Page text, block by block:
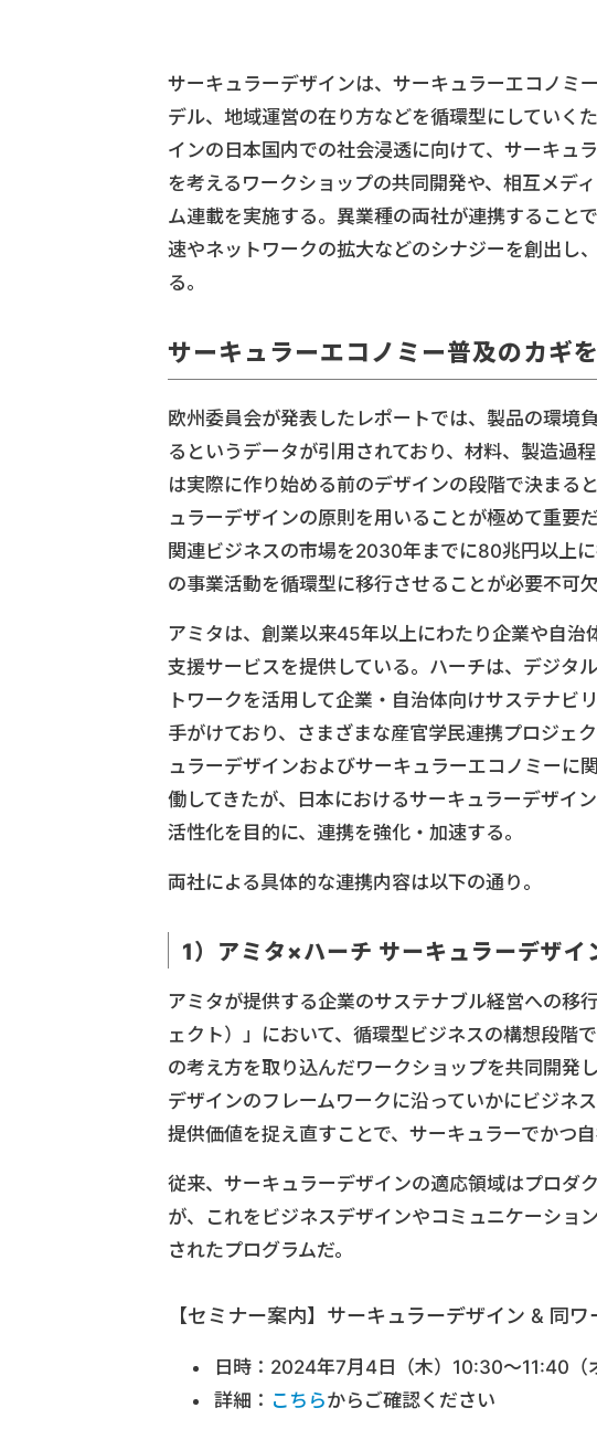
サーキュラーデザインは、サーキュラーエコノミ
デル、地域運営の在り方などを循環型にしていく
インの日本国内での社会浸透に向けて、サーキュ
を考えるワークショップの共同開発や、相互メデ
ム連載を実施する。異業種の両社が連携すること
速やネットワークの拡大などのシナジーを創出し
る。
サーキュラーエコノミー普及のカギ
欧州委員会が発表したレポートでは、製品の環境
るというデータが引用されており、材料、製造過
は実際に作り始める前のデザインの段階で決まる
ュラーデザインの原則を用いることが極めて重要
関連ビジネスの市場を2030年までに80兆円以上
の事業活動を循環型に移行させることが必要不可欠
アミタは、創業以来45年以上にわたり企業や自
支援サービスを提供している。ハーチは、デジタ
トワークを活用して企業・自治体向けサステナビ
手がけており、さまざまな産官学民連携プロジェ
ュラーデザインおよびサーキュラーエコノミーに
働してきたが、日本におけるサーキュラーデザイ
活性化を目的に、連携を強化・加速する。
両社による具体的な連携内容は以下の通り。
1）アミタ×ハーチ サーキュラーデザイ
アミタが提供する企業のサステナブル経営への
ェクト）」において、循環型ビジネスの構想段階
の考え方を取り込んだワークショップを共同開発
デザインのフレームワークに沿っていかにビジネ
提供価値を捉え直すことで、サーキュラーでかつ
従来、サーキュラーデザインの適応領域はプロダ
が、これをビジネスデザインやコミュニケーショ
されたプログラムだ。
【セミナー案内】サーキュラーデザイン & 同
日時：2024年7月4日（木）10:30～11:40（
詳細： こちらからご確認ください